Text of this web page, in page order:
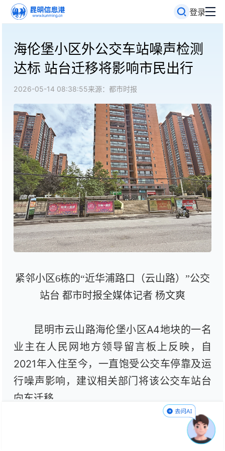
登录
海伦堡小区外公交车站噪声检测
达标 站台迁移将影响市民出行
2026-05-14 08:38:55来源：都市时报
紧邻小区6栋的“近华浦路口（云山路）”公交
站台 都市时报全媒体记者 杨文爽
昆明市云山路海伦堡小区A4地块的一名
业主在人民网地方领导留言板上反映，自
2021年入住至今，一直饱受公交车停靠及运
行噪声影响，建议相关部门将该公交车站台
向东迁移。